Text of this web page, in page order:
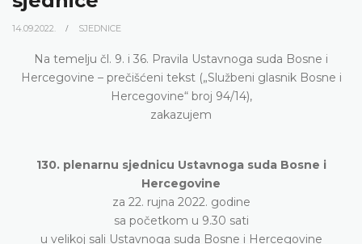
14.09.2022. SJEDNICE
Na temelju čl. 9. i 36. Pravila Ustavnoga suda Bosne i
Hercegovine – prečišćeni tekst („Službeni glasnik Bosne i
Hercegovine“ broj 94/14),
zakazujem
130. plenarnu sjednicu Ustavnoga suda Bosne i
Hercegovine
za 22. rujna 2022. godine
sa početkom u 9.30 sati
u velikoj sali Ustavnoga suda Bosne i Hercegovine